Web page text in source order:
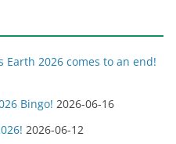
2026 comes to an end!
Bingo! 2026-06-16
2026-06-12